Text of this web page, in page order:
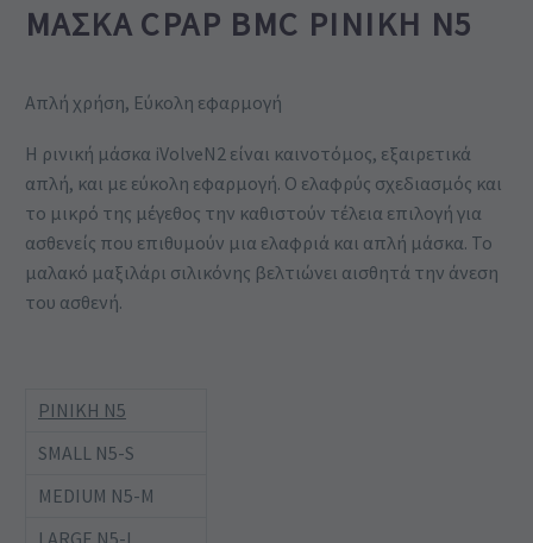
ΜΆΣΚΑ CPAP BMC ΡΙΝΙΚΉ Ν5
Απλή χρήση, Εύκολη εφαρμογή
Η ρινική μάσκα iVolveN2 είναι καινοτόμος, εξαιρετικά
απλή, και με εύκολη εφαρμογή. Ο ελαφρύς σχεδιασμός και
το μικρό της μέγεθος την καθιστούν τέλεια επιλογή για
ασθενείς που επιθυμούν μια ελαφριά και απλή μάσκα. Το
μαλακό μαξιλάρι σιλικόνης βελτιώνει αισθητά την άνεση
του ασθενή.
ΡΙΝΙΚΗ Ν5
SMALL Ν5-S
MEDIUM Ν5-M
LARGE Ν5-L